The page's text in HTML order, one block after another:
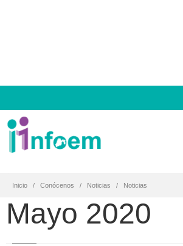
Inicio Conócenos Noticias Noticias
Mayo 2020